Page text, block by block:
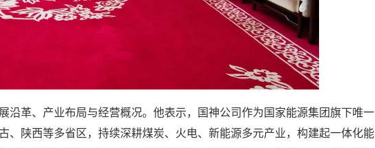
沿革、产业布局与经营概况。他表示，国神公司作为国家能源集团旗下唯一
、陕西等多省区，持续深耕煤炭、火电、新能源多元产业，构建起一体化能